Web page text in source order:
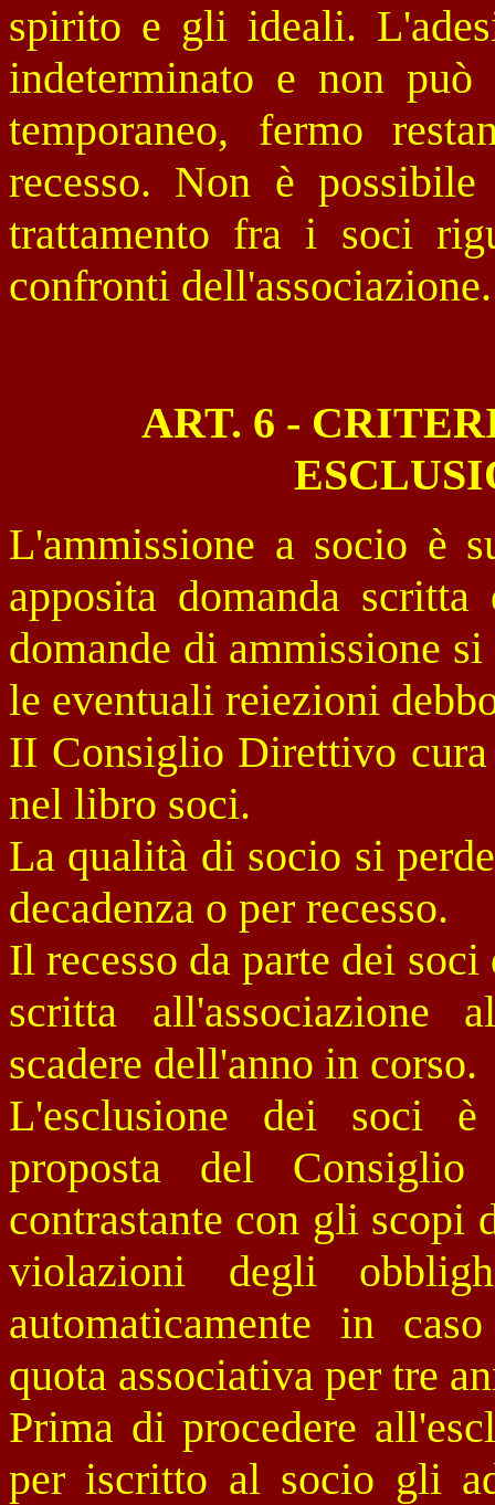
spirito e gli ideali.
indeterminato e non può
temporaneo, fermo
recesso. Non è
trattamento fra i soci
confronti dell'associazione.
ART. 6 -
L'ammissione a socio è
apposita domanda
domande di ammissione
le eventuali reiezioni
II Consiglio Direttivo
nel libro soci.
La qualità di socio si
decadenza o per recesso.
Il recesso da parte dei
scritta all'associazione
scadere dell'anno in corso.
L'esclusione dei soci è
proposta del Consiglio
contrastante con gli scopi
violazioni degli
automaticamente in
quota associativa per tre
Prima di procedere
per iscritto al socio gli